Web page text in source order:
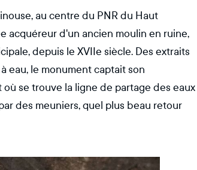
au centre du PNR du Haut
acquéreur d'un ancien moulin en ruine,
depuis le XVIIe siècle. Des extraits
eau, le monument captait son
se trouve la ligne de partage des eaux
des meuniers, quel plus beau retour